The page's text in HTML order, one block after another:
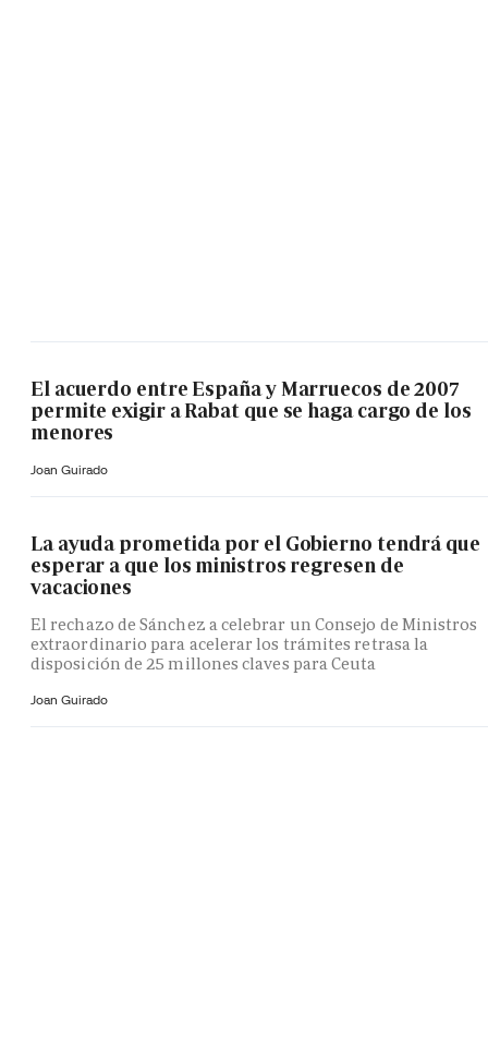
El acuerdo entre España y Marruecos de 2007
permite exigir a Rabat que se haga cargo de los
menores
Joan Guirado
La ayuda prometida por el Gobierno tendrá que
esperar a que los ministros regresen de
vacaciones
El rechazo de Sánchez a celebrar un Consejo de Ministros
extraordinario para acelerar los trámites retrasa la
disposición de 25 millones claves para Ceuta
Joan Guirado